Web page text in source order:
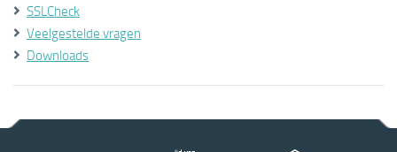
SSLCheck
Veelgestelde vragen
Downloads